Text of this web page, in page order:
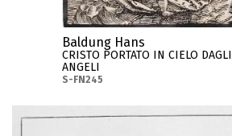
Baldung Hans
CRISTO PORTATO IN CIELO DAGLI
ANGELI
S-FN245